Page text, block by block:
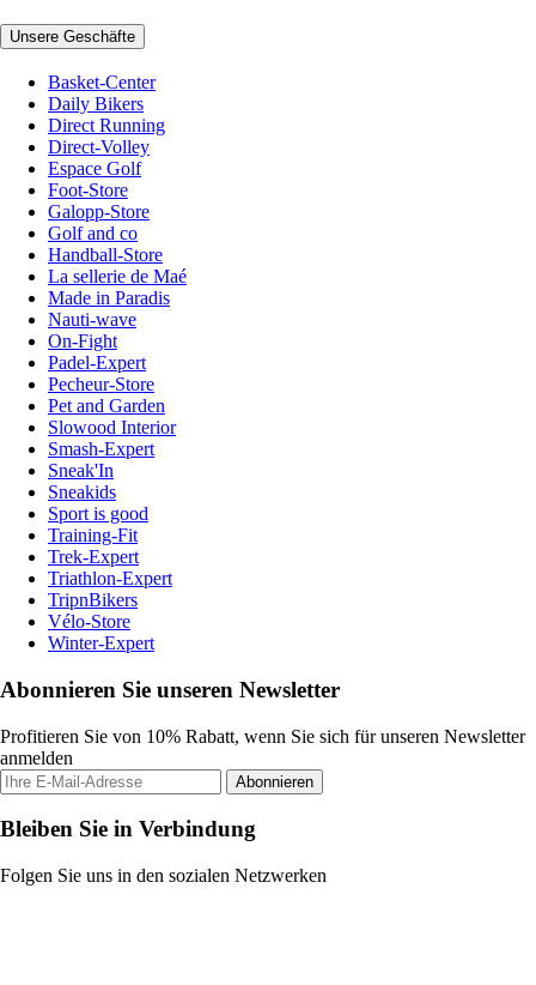
Unsere Geschäfte
Basket-Center
Daily Bikers
Direct Running
Direct-Volley
Espace Golf
Foot-Store
Galopp-Store
Golf and co
Handball-Store
La sellerie de Maé
Made in Paradis
Nauti-wave
On-Fight
Padel-Expert
Pecheur-Store
Pet and Garden
Slowood Interior
Smash-Expert
Sneak'In
Sneakids
Sport is good
Training-Fit
Trek-Expert
Triathlon-Expert
TripnBikers
Vélo-Store
Winter-Expert
Abonnieren Sie unseren Newsletter
Profitieren Sie von 10% Rabatt, wenn Sie sich für unseren Newsletter
anmelden
Abonnieren
Bleiben Sie in Verbindung
Folgen Sie uns in den sozialen Netzwerken